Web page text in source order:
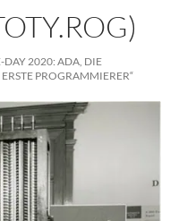
DAY 2020: ADA, DIE
PROGRAMMIERER“